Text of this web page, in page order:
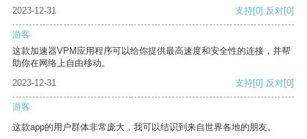
2023-12-31
支持[0] 反对[0]
游客
这款加速器VPM应用程序可以给你提供最高速度和安全性的连接，并帮
助你在网络上自由移动。
2023-12-31
支持[0] 反对[0]
游客
这款app的用户群体非常庞大，我可以结识到来自世界各地的朋友。